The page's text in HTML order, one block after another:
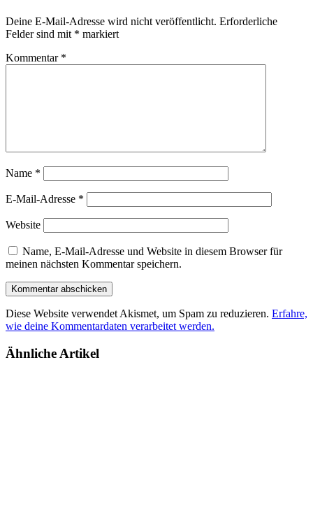
Deine E-Mail-Adresse wird nicht veröffentlicht. Erforderliche
Felder sind mit * markiert
Kommentar *
Name *
E-Mail-Adresse *
Website
Name, E-Mail-Adresse und Website in diesem Browser für
meinen nächsten Kommentar speichern.
Diese Website verwendet Akismet, um Spam zu reduzieren. Erfahre,
wie deine Kommentardaten verarbeitet werden.
Ähnliche Artikel